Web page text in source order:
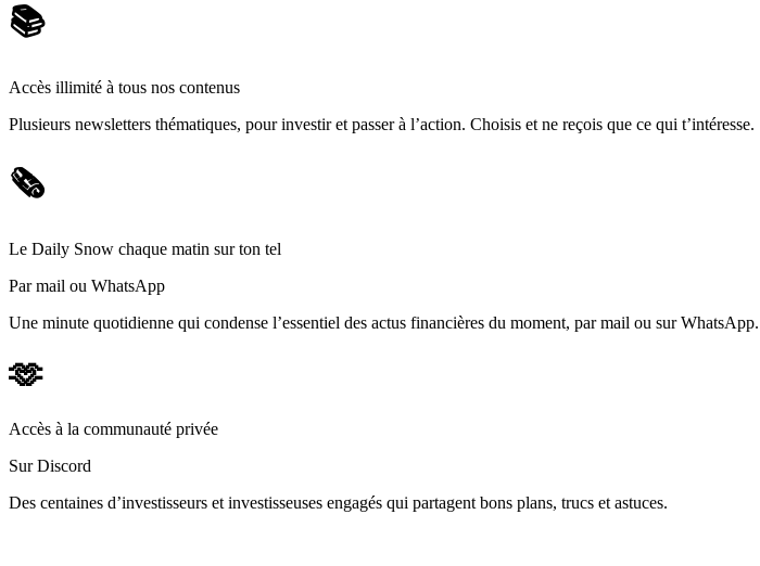
📚
Accès illimité à tous nos contenus
Plusieurs newsletters thématiques, pour investir et passer à l’action. Choisis et ne reçois que ce qui t’intéresse.
🗞️
Le Daily Snow chaque matin sur ton tel
Par mail ou WhatsApp
Une minute quotidienne qui condense l’essentiel des actus financières du moment, par mail ou sur WhatsApp.
🫶
Accès à la communauté privée
Sur Discord
Des centaines d’investisseurs et investisseuses engagés qui partagent bons plans, trucs et astuces.